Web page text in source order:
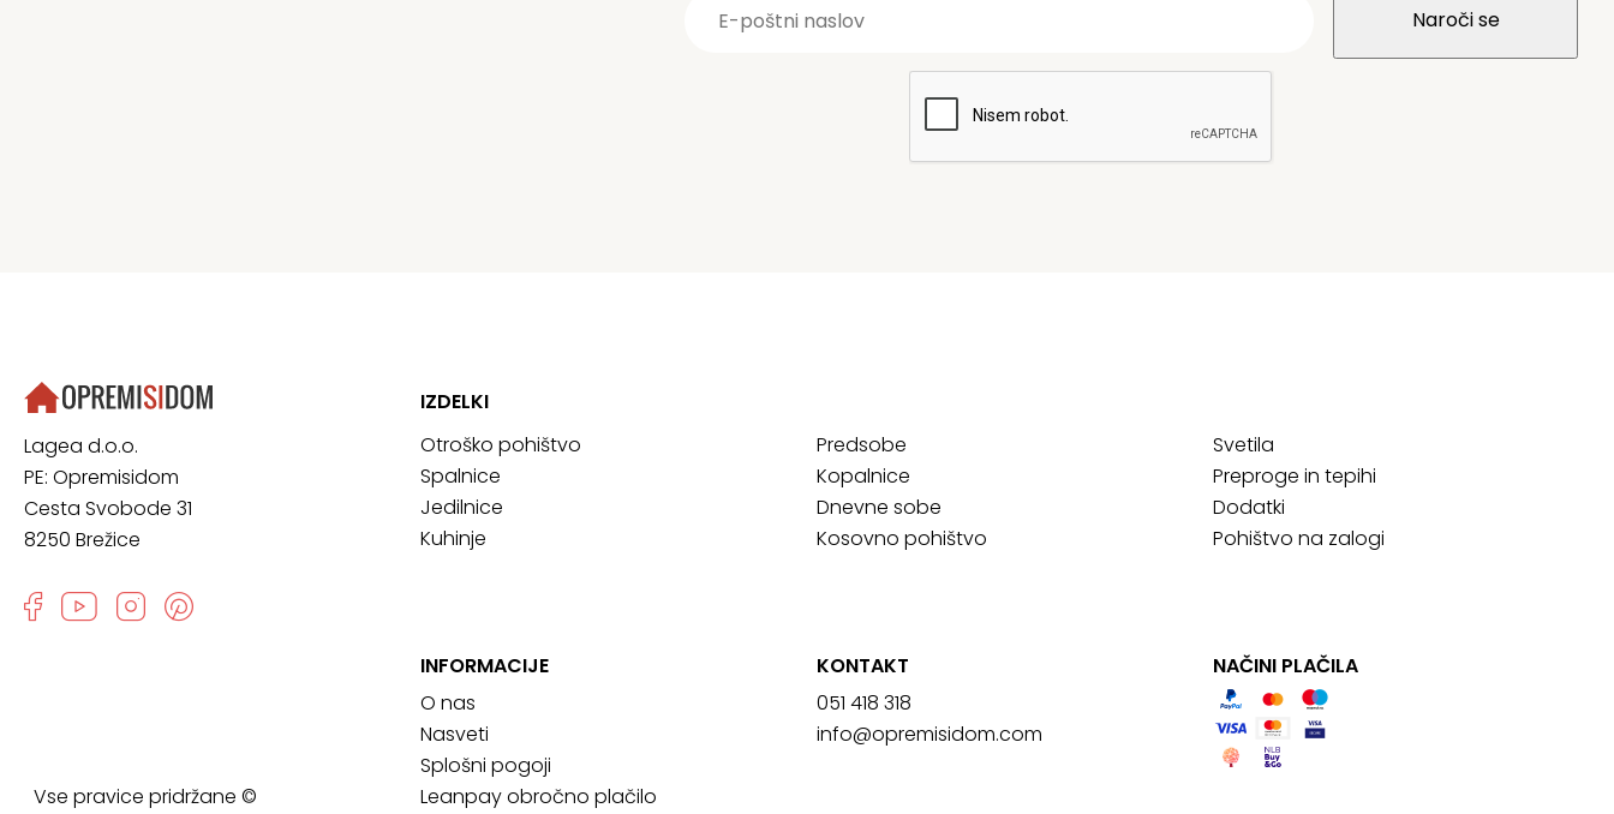
Lagea d.o.o.
PE: Opremisidom
Cesta Svobode 31
8250 Brežice
Vse pravice pridržane ©
IZDELKI
Otroško pohištvo
Spalnice
Jedilnice
Kuhinje
Predsobe
Kopalnice
Dnevne sobe
Kosovno pohištvo
Svetila
Preproge in tepihi
Dodatki
Pohištvo na zalogi
INFORMACIJE
O nas
Nasveti
Splošni pogoji
Leanpay obročno plačilo
KONTAKT
051 418 318
info@opremisidom.com
NAČINI PLAČILA